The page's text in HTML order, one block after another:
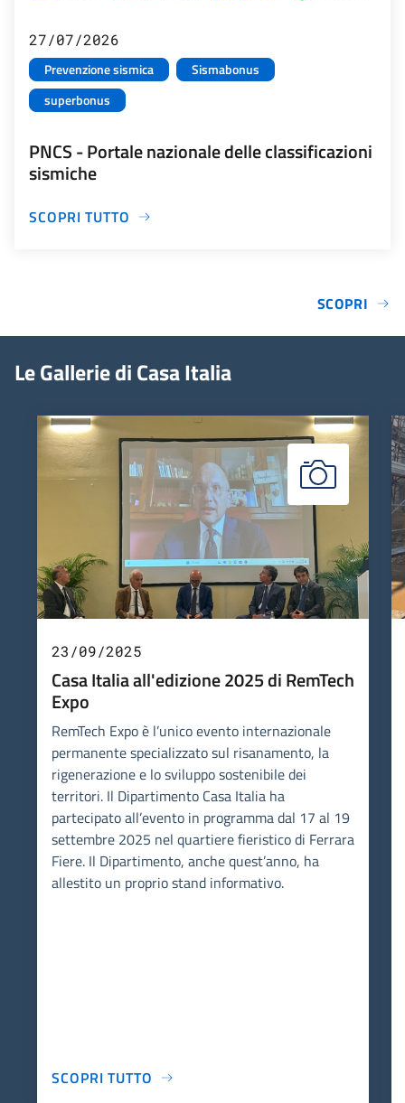
Prevenzione sismica
Sismabonus
superbonus
27/07/2026
PNCS - Portale nazionale delle classificazioni
sismiche
SCOPRI TUTTO
SCOPRI
Le Gallerie di Casa Italia
23/09/2025
Casa Italia all'edizione 2025 di RemTech
Expo
RemTech Expo è l’unico evento internazionale
permanente specializzato sul risanamento, la
rigenerazione e lo sviluppo sostenibile dei
territori. Il Dipartimento Casa Italia ha
partecipato all’evento in programma dal 17 al 19
settembre 2025 nel quartiere fieristico di Ferrara
Fiere. Il Dipartimento, anche quest’anno, ha
allestito un proprio stand informativo.
SCOPRI TUTTO